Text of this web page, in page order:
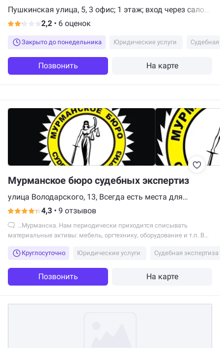
Пушкинская улица, 5, 3 офис; 1 этаж; вход через салон
Luxio, Мурманск
2,2 • 6 оценок
Закрыто до понедельника Юридические услуги
Позвонить На карте
Мурманское бюро судебных экспертиз
улица Володарского, 13, Всегда есть места для
парковки автотранспорта, Мурманск
4,3 • 9 отзывов
материальные активы: мебель, оргтехнику, оборудование и т.п. В
Круглосуточно
Юридические услуги Судебная экспертиза
Позвонить На карте